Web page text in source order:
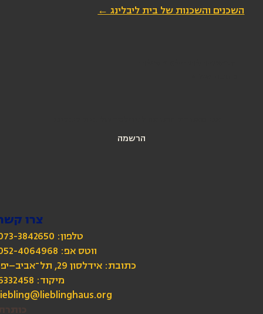
הרשמה
השכנים והשכנות של בית ליבלינג ←
צרו
טלפון: 073-3842650
כתובת: אידלסון 29, תל־אביב–יפו
מיקוד: 6332458